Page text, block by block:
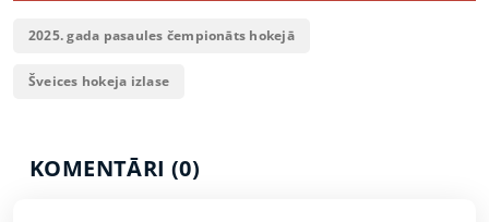
2025. gada pasaules čempionāts hokejā
Šveices hokeja izlase
KOMENTĀRI (0)